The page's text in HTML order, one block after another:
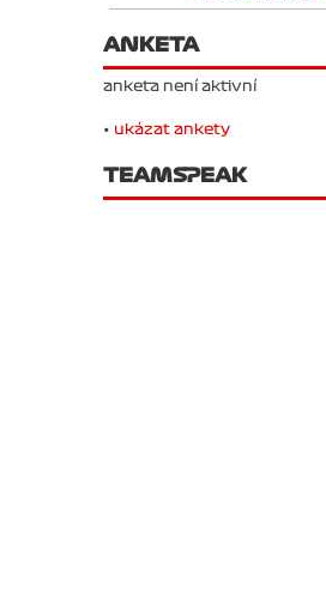
ANKETA
anketa není aktivní
• ukázat ankety
TEAMSPEAK